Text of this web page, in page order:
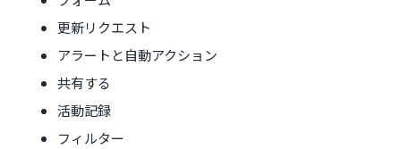
更新リクエスト
アラートと自動アクション
共有する
活動記録
フィルター